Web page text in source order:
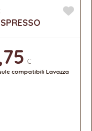
€
compatibili Lavazza